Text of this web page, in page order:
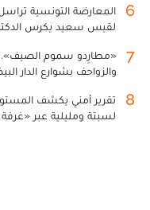
6
المعارضة التونسية
لقيس سعيد يكرس
7
«مطارِدو سموم الصيف»..
والزواحف بشوارع الدار
8
تقرير أمني يكشف
لسبتة ومليلية عبر